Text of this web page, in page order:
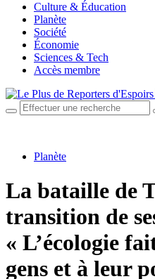
Culture & Éducation
Planète
Société
Économie
Sciences & Tech
Accès membre
Planète
La bataille de
transition de
« L’écologie
gens et à leur